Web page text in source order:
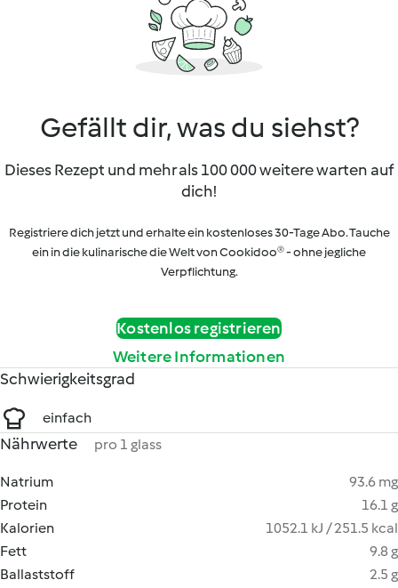
Gefällt dir, was du siehst?
Dieses Rezept und mehr als 100 000 weitere warten auf
dich!
Registriere dich jetzt und erhalte ein kostenloses 30-Tage Abo. Tauche
ein in die kulinarische die Welt von Cookidoo® - ohne jegliche
Verpflichtung.
Kostenlos registrieren
Weitere Informationen
Schwierigkeitsgrad
einfach
Nährwerte pro 1 glass
Natrium
93.6 mg
Protein
16.1 g
Kalorien
1052.1 kJ / 251.5 kcal
Fett
9.8 g
Ballaststoff
2.5 g